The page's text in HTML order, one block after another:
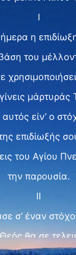
Ⅰ
η
του
μάρτυράς
αυτός είν’ ο
επιδίωξής
του Αγίου
την παρουσία.
Ⅱ
σ’ έναν
θα σε